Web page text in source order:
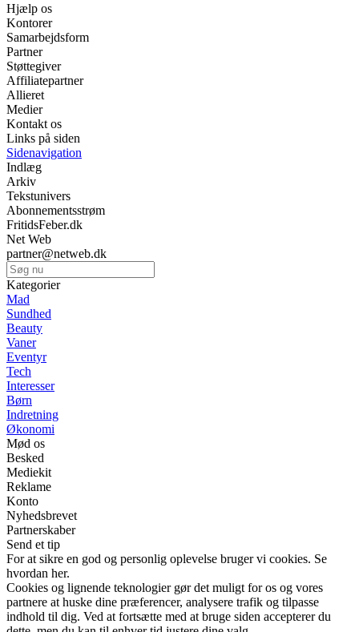
Hjælp os
Kontorer
Samarbejdsform
Partner
Støttegiver
Affiliatepartner
Allieret
Medier
Kontakt os
Links på siden
Sidenavigation
Indlæg
Arkiv
Tekstunivers
Abonnementsstrøm
FritidsFeber.dk
Net Web
partner@netweb.dk
Kategorier
Mad
Sundhed
Beauty
Vaner
Eventyr
Tech
Interesser
Børn
Indretning
Økonomi
Mød os
Besked
Mediekit
Reklame
Konto
Nyhedsbrevet
Partnerskaber
Send et tip
For at sikre en god og personlig oplevelse bruger vi cookies. Se
hvordan her.
Cookies og lignende teknologier gør det muligt for os og vores
partnere at huske dine præferencer, analysere trafik og tilpasse
indhold til dig. Ved at fortsætte med at bruge siden accepterer du